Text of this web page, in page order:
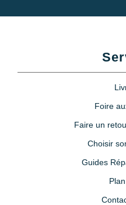
Foire
Faire un
Choisir
Guides